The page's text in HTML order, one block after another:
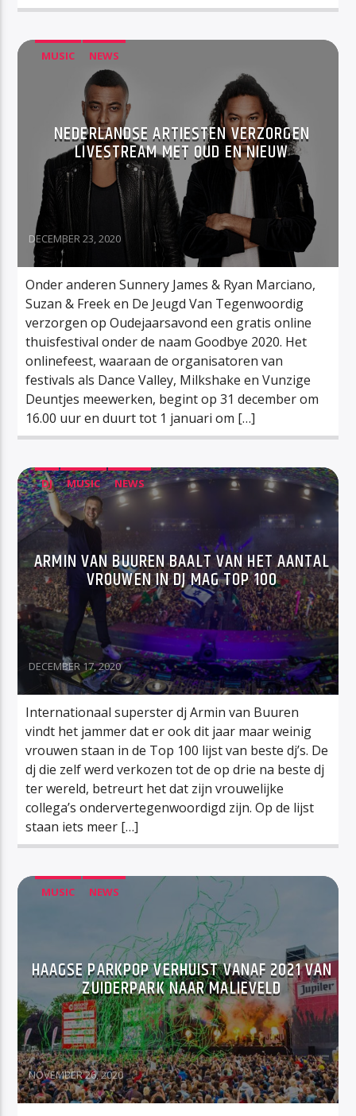
MUSIC NEWS
NEDERLANDSE ARTIESTEN VERZORGEN
LIVESTREAM MET OUD EN NIEUW
DECEMBER 23, 2020
Onder anderen Sunnery James & Ryan Marciano,
Suzan & Freek en De Jeugd Van Tegenwoordig
verzorgen op Oudejaarsavond een gratis online
thuisfestival onder de naam Goodbye 2020. Het
onlinefeest, waaraan de organisatoren van
festivals als Dance Valley, Milkshake en Vunzige
Deuntjes meewerken, begint op 31 december om
16.00 uur en duurt tot 1 januari om […]
DJ MUSIC NEWS
ARMIN VAN BUUREN BAALT VAN HET AANTAL
VROUWEN IN DJ MAG TOP 100
DECEMBER 17, 2020
Internationaal superster dj Armin van Buuren
vindt het jammer dat er ook dit jaar maar weinig
vrouwen staan in de Top 100 lijst van beste dj’s. De
dj die zelf werd verkozen tot de op drie na beste dj
ter wereld, betreurt het dat zijn vrouwelijke
collega’s ondervertegenwoordigd zijn. Op de lijst
staan iets meer […]
MUSIC NEWS
HAAGSE PARKPOP VERHUIST VANAF 2021 VAN
ZUIDERPARK NAAR MALIEVELD
NOVEMBER 26, 2020